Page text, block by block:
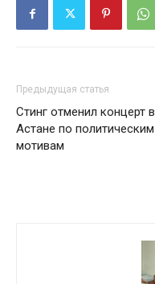
Предыдущая статья
Стинг отменил концерт в
Астане по политическим
мотивам